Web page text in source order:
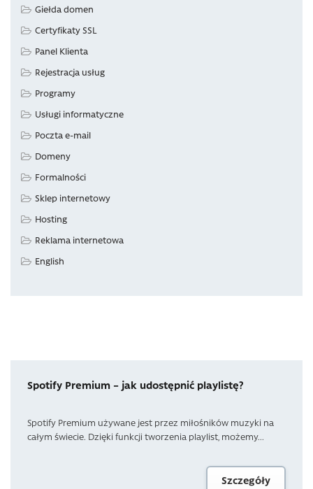
Giełda domen
Certyfikaty SSL
Panel Klienta
Rejestracja usług
Programy
Usługi informatyczne
Poczta e-mail
Domeny
Formalności
Sklep internetowy
Hosting
Reklama internetowa
English
Spotify Premium – jak udostępnić playlistę?
Spotify Premium używane jest przez miłośników muzyki na
całym świecie. Dzięki funkcji tworzenia playlist, możemy...
Szczegóły